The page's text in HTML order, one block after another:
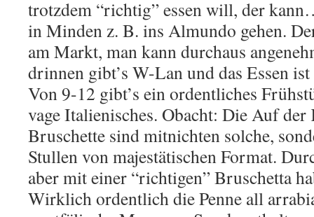
trotzdem “richtig” essen will, der
in Minden z. B. ins Almundo gehen.
am Markt, man kann durchaus
drinnen gibt’s W-Lan und das Essen
Von 9-12 gibt’s ein ordentliches
vage Italienisches. Obacht: Die Auf der
Bruschette sind mitnichten solche,
Stullen von majestätischen Format.
aber mit einer “richtigen” Bruschetta
Wirklich ordentlich die Penne all